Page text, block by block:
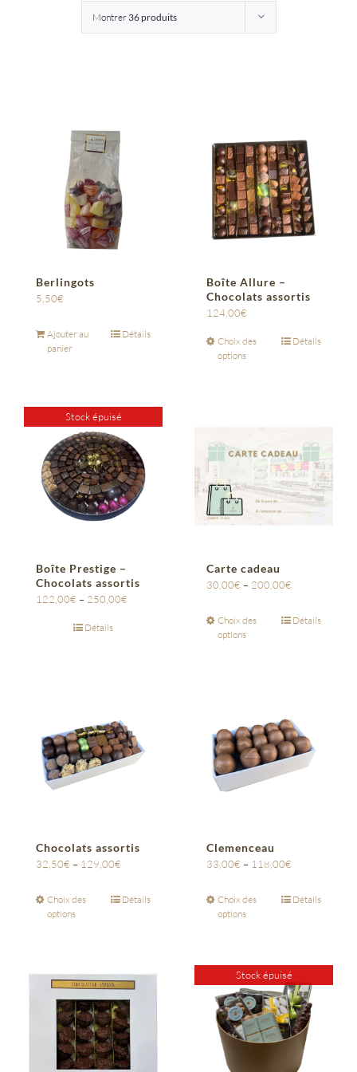
Montrer 36 produits
Berlingots
5,50€
Ajouter au
panier
Détails
Boîte Allure –
Chocolats assortis
124,00€
Choix des
options
Détails
Stock épuisé
Boîte Prestige –
Chocolats assortis
122,00€ – 250,00€
Détails
Carte cadeau
30,00€ – 200,00€
Choix des
options
Détails
Chocolats assortis
32,50€ – 129,00€
Choix des
options
Détails
Clemenceau
33,00€ – 118,00€
Choix des
options
Détails
Stock épuisé